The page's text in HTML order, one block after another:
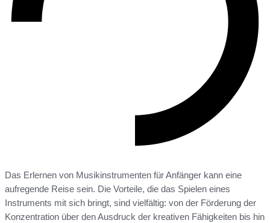
Das Erlernen von Musikinstrumenten für Anfänger kann eine
aufregende Reise sein. Die Vorteile, die das Spielen eines
Instruments mit sich bringt, sind vielfältig: von der Förderung der
Konzentration über den Ausdruck der kreativen Fähigkeiten bis hin